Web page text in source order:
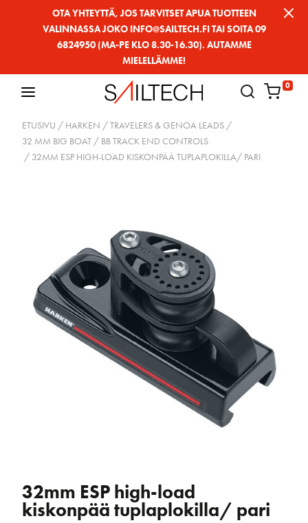
OTA YHTEYTTÄ, JOS TARVITSET APUA TUOTTEEN
VALINNASSA JOKO INFO@SAILTECH.FI TAI SOITA 09
6824950 (MA-PE KLO 8.30-16.30). AUTAMME
MIELELLÄMME!
0
ETUSIVU / HARKEN /TRAVELERS & GENOA LEADS /
32 MM BIG BOAT / BB TRACK END CONTROLS
/ 32MM ESP HIGH-LOAD KISKONPÄÄ TUPLAPLOKILLA/ PARI
32mm ESP high-load
kiskonpää tuplaplokilla/ pari